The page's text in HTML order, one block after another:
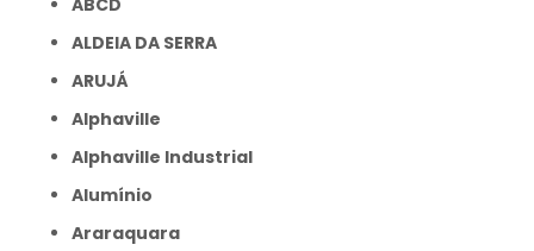
ABCD
ALDEIA DA SERRA
ARUJÁ
Alphaville
Alphaville Industrial
Alumínio
Araraquara